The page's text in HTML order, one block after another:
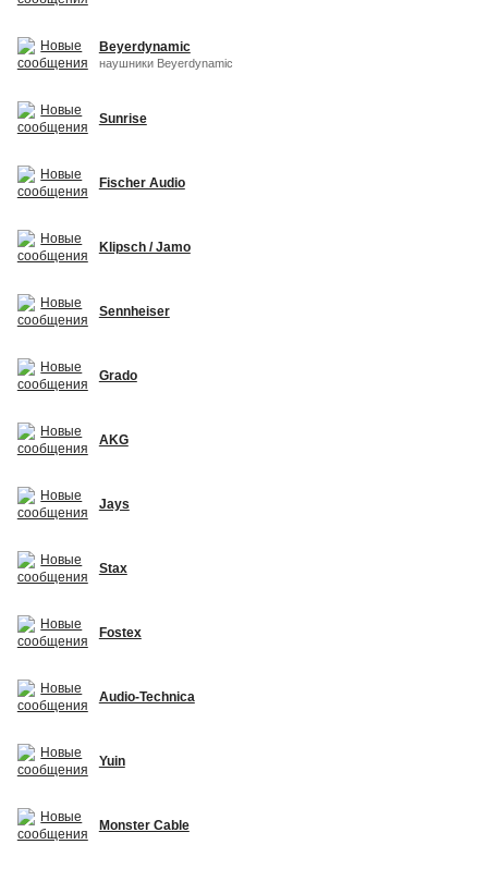
Beyerdynamic
наушники Beyerdynamic
Sunrise
Fischer Audio
Klipsch / Jamo
Sennheiser
Grado
AKG
Jays
Stax
Fostex
Audio-Technica
Yuin
Monster Cable